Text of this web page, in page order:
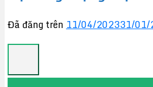
Đã đăng trên 11/04/202331/01/